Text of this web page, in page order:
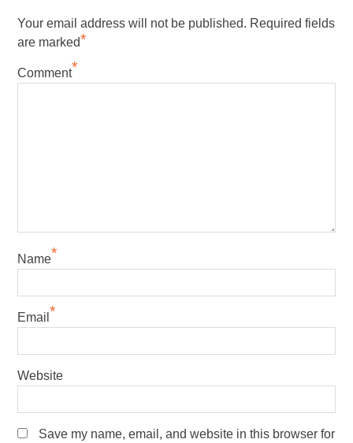
Your email address will not be published. Required fields
are marked*
Comment*
Name*
Email *
Website
Save my name, email, and website in this browser for